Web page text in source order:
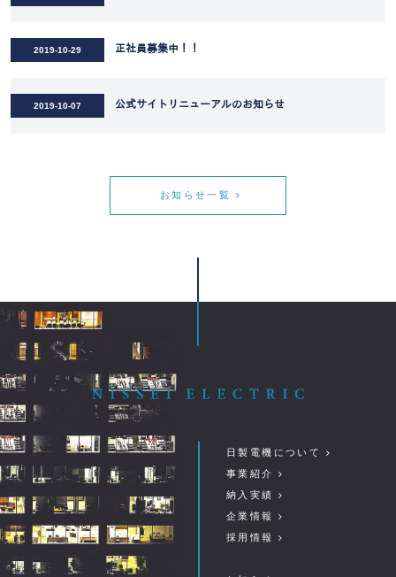
2019-10-29 正社員募集中！！
2019-10-07 公式サイトリニューアルのお知らせ
お知らせ一覧
日製電機について
事業紹介
納入実績
企業情報
採用情報